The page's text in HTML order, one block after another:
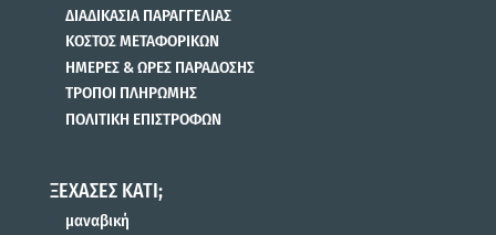
ΔΙΑΔΙΚΑΣΙΑ ΠΑΡΑΓΓΕΛΙΑΣ
ΚΟΣΤΟΣ ΜΕΤΑΦΟΡΙΚΩΝ
ΗΜΕΡΕΣ & ΩΡΕΣ ΠΑΡΑΔΟΣΗΣ
ΤΡΟΠΟΙ ΠΛΗΡΩΜΗΣ
ΠΟΛΙΤΙΚΗ ΕΠΙΣΤΡΟΦΩΝ
ΞΕΧΑΣΕΣ ΚΑΤΙ;
μαναβική